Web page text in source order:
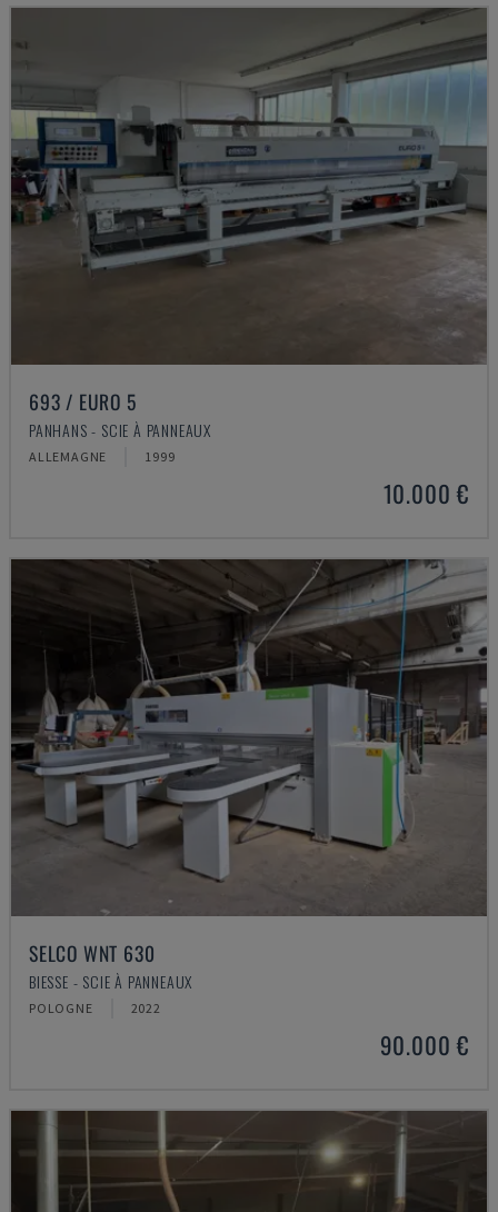
693 / EURO 5
PANHANS - SCIE À PANNEAUX
ALLEMAGNE 1999
10.000 €
SELCO WNT 630
BIESSE - SCIE À PANNEAUX
POLOGNE 2022
90.000 €